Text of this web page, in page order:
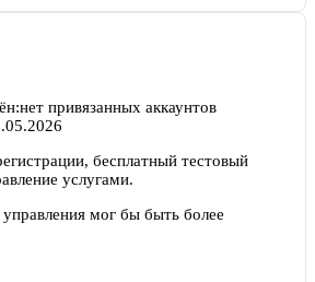
нет привязанных аккаунтов
бесплатный тестовый
услугами.
мог бы быть более